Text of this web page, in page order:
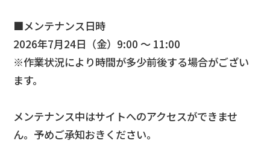
■メンテナンス日時
2026年7月24日（金）9:00 ～ 11:00
※作業状況により時間が多少前後する場合がござい
ます。
メンテナンス中はサイトへのアクセスができませ
ん。予めご承知おきください。